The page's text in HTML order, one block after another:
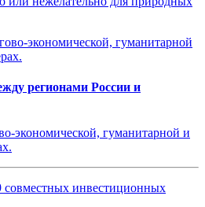
регионами России и
экономической, гуманитарной и
совместных инвестиционных